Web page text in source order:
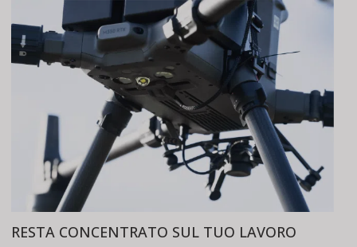
RESTA CONCENTRATO SUL TUO LAVORO